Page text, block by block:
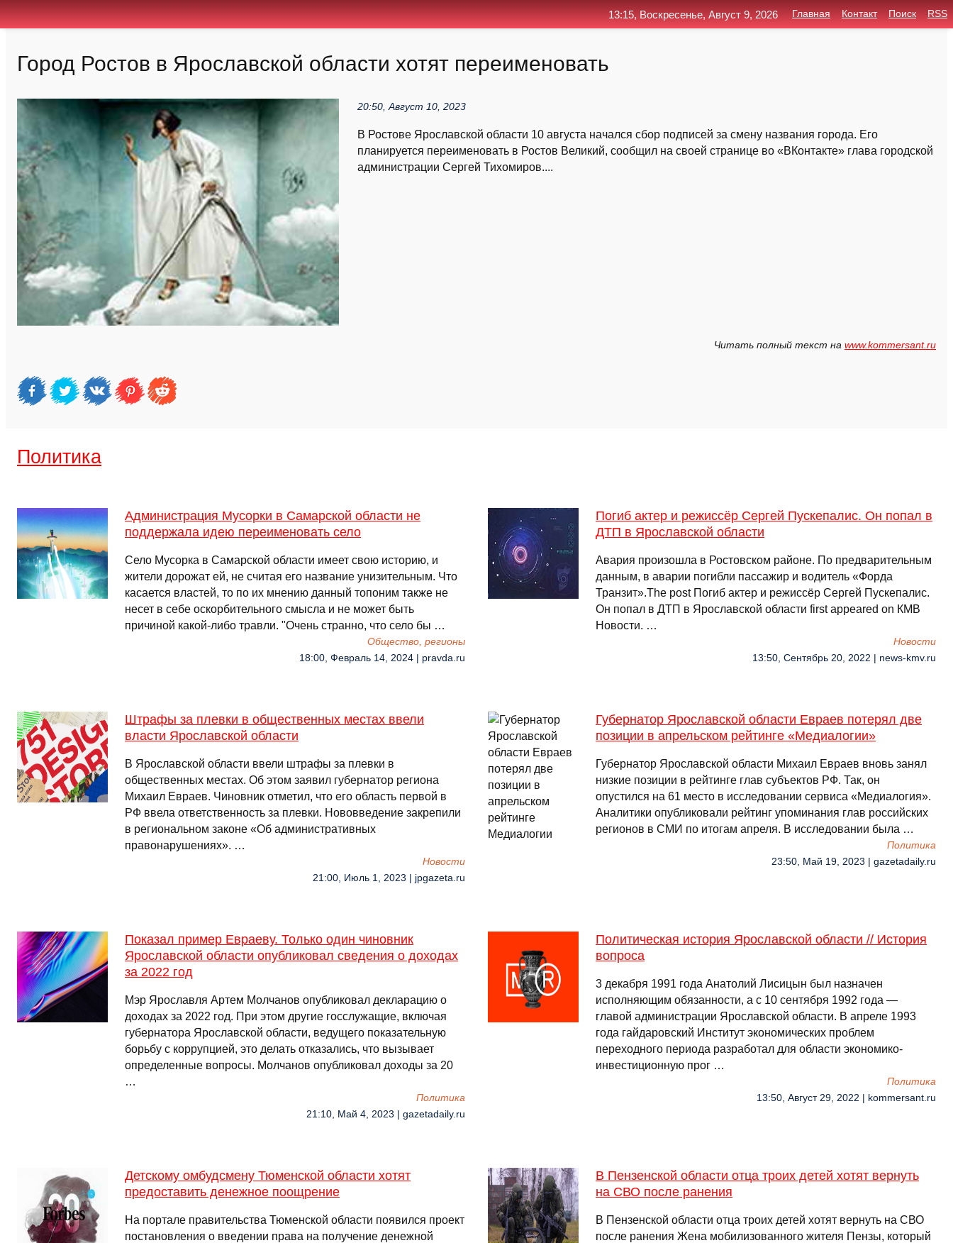
Город Ростов в Ярославской области хотят переименовать
20:50, Август 10, 2023
В Ростове Ярославской области 10 августа начался сбор подписей за смену названия города. Его
планируется переименовать в Ростов Великий, сообщил на своей странице во «ВКонтакте» глава городской
администрации Сергей Тихомиров....
Читать полный текст на www.kommersant.ru
Политика
Администрация Мусорки в Самарской области не
поддержала идею переименовать село
Село Мусорка в Самарской области имеет свою историю, и
жители дорожат ей, не считая его название унизительным. Что
касается властей, то по их мнению данный топоним также не
несет в себе оскорбительного смысла и не может быть
причиной какой-либо травли. "Очень странно, что село бы …
Общество, регионы
18:00, Февраль 14, 2024 | pravda.ru
Погиб актер и режиссёр Сергей Пускепалис. Он попал в
ДТП в Ярославской области
Авария произошла в Ростовском районе. По предварительным
данным, в аварии погибли пассажир и водитель «Форда
Транзит».The post Погиб актер и режиссёр Сергей Пускепалис.
Он попал в ДТП в Ярославской области first appeared on КМВ
Новости. …
Новости
13:50, Сентябрь 20, 2022 | news-kmv.ru
Штрафы за плевки в общественных местах ввели
власти Ярославской области
В Ярославской области ввели штрафы за плевки в
общественных местах. Об этом заявил губернатор региона
Михаил Евраев. Чиновник отметил, что его область первой в
РФ ввела ответственность за плевки. Нововведение закрепили
в региональном законе «Об административных
правонарушениях». …
Новости
21:00, Июль 1, 2023 | jpgazeta.ru
Губернатор Ярославской области Евраев потерял две
позиции в апрельском рейтинге «Медиалогии»
Губернатор Ярославской области Михаил Евраев вновь занял
низкие позиции в рейтинге глав субъектов РФ. Так, он
опустился на 61 место в исследовании сервиса «Медиалогия».
Аналитики опубликовали рейтинг упоминания глав российских
регионов в СМИ по итогам апреля. В исследовании была …
Политика
23:50, Май 19, 2023 | gazetadaily.ru
Показал пример Евраеву. Только один чиновник
Ярославской области опубликовал сведения о доходах
за 2022 год
Мэр Ярославля Артем Молчанов опубликовал декларацию о
доходах за 2022 год. При этом другие госслужащие, включая
губернатора Ярославской области, ведущего показательную
борьбу с коррупцией, это делать отказались, что вызывает
определенные вопросы. Молчанов опубликовал доходы за 20
…
Политика
21:10, Май 4, 2023 | gazetadaily.ru
Политическая история Ярославской области // История
вопроса
3 декабря 1991 года Анатолий Лисицын был назначен
исполняющим обязанности, а с 10 сентября 1992 года —
главой администрации Ярославской области. В апреле 1993
года гайдаровский Институт экономических проблем
переходного периода разработал для области экономико-
инвестиционную прог …
Политика
13:50, Август 29, 2022 | kommersant.ru
Детскому омбудсмену Тюменской области хотят
предоставить денежное поощрение
На портале правительства Тюменской области появился проект
постановления о введении права на получение денежной
В Пензенской области отца троих детей хотят вернуть
на СВО после ранения
В Пензенской области отца троих детей хотят вернуть на СВО
после ранения Жена мобилизованного жителя Пензы, который
13:15, Воскресенье, Август 9, 2026 Главная Контакт Поиск RSS